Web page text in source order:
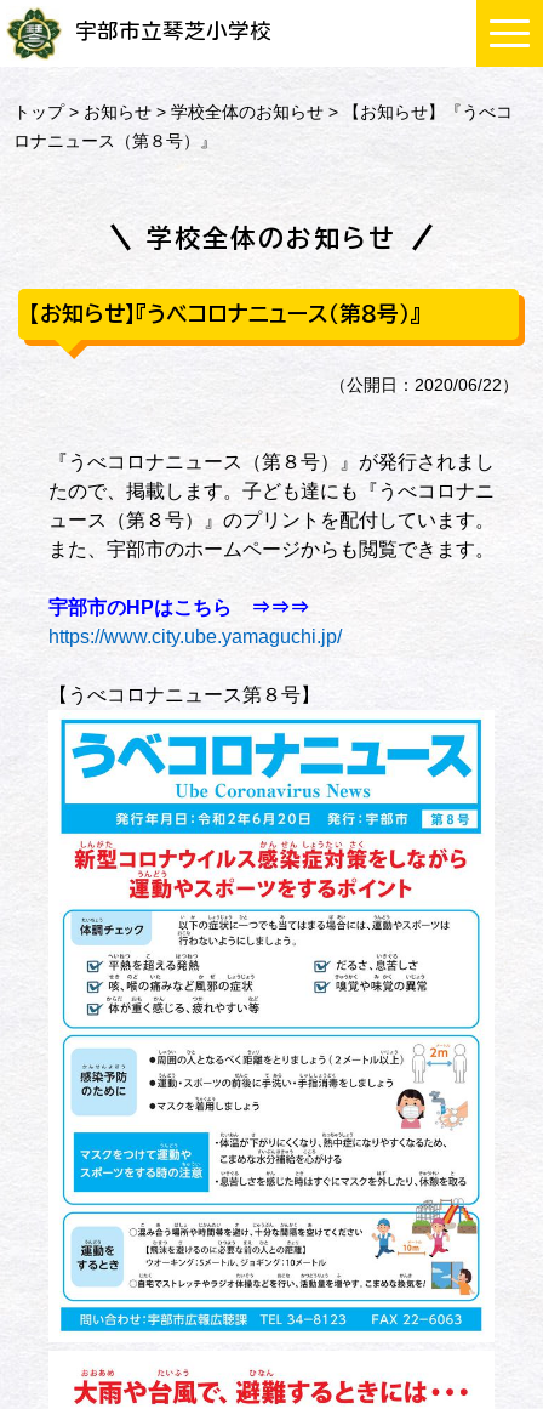
宇部市立琴芝小学校
トップ> お知らせ >学校全体のお知らせ > 【お知らせ】『うべコ
ロナニュース（第８号）』
学校全体のお知らせ
【お知らせ】『うべコロナニュース（第８号）』
（公開日：2020/06/22）
『うべコロナニュース（第８号）』が発行されまし
たので、掲載します。子ども達にも『うべコロナニ
ュース（第８号）』のプリントを配付しています。
また、宇部市のホームページからも閲覧できます。
宇部市のHPはこちら ⇒⇒⇒
https://www.city.ube.yamaguchi.jp/
【うべコロナニュース第８号】